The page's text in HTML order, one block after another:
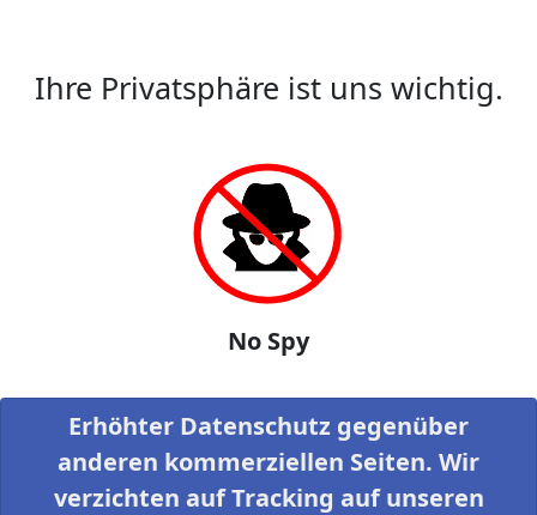
Ihre Privatsphäre ist uns wichtig.
No Spy
Erhöhter Datenschutz gegenüber
anderen kommerziellen Seiten. Wir
verzichten auf Tracking auf unseren